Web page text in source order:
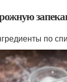
по